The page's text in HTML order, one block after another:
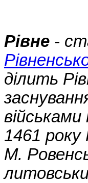
Рівне -
ділить
1461 року
М.